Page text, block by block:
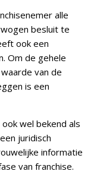
alle
besluit te
ook een
Om de gehele
van de
is een
wel bekend als
juridisch
informatie
van franchise.